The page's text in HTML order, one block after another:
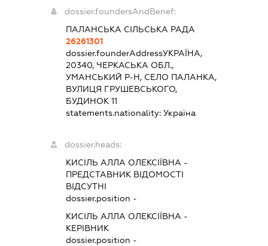
dossier.foundersAndBenef:
ПАЛАНСЬКА СІЛЬСЬКА РАДА
26261301
dossier.founderAddressУКРАЇНА,
20340, ЧЕРКАСЬКА ОБЛ.,
УМАНСЬКИЙ Р-Н, СЕЛО ПАЛАНКА,
ВУЛИЦЯ ГРУШЕВСЬКОГО,
БУДИНОК 11
statements.nationality:Україна
dossier.heads:
КИСІЛЬ АЛЛА ОЛЕКСІЇВНА -
ПРЕДСТАВНИК ВІДОМОСТІ
ВІДСУТНІ
dossier.position -
КИСІЛЬ АЛЛА ОЛЕКСІЇВНА -
КЕРІВНИК
dossier.position -